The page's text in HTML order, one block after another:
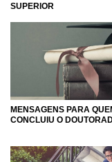
Permita que os
transmitidos
formatura,
pessoa. Não
e a sua confiança
sucesso no futuro.
mais especial e
SUPERIOR
MENSAGENS PARA
CONCLUIU O